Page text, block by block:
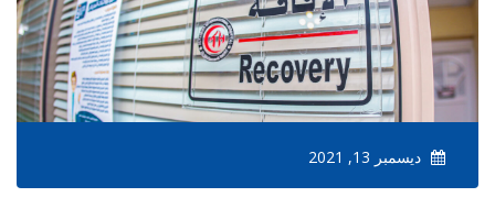
ديسمبر 13, 2021